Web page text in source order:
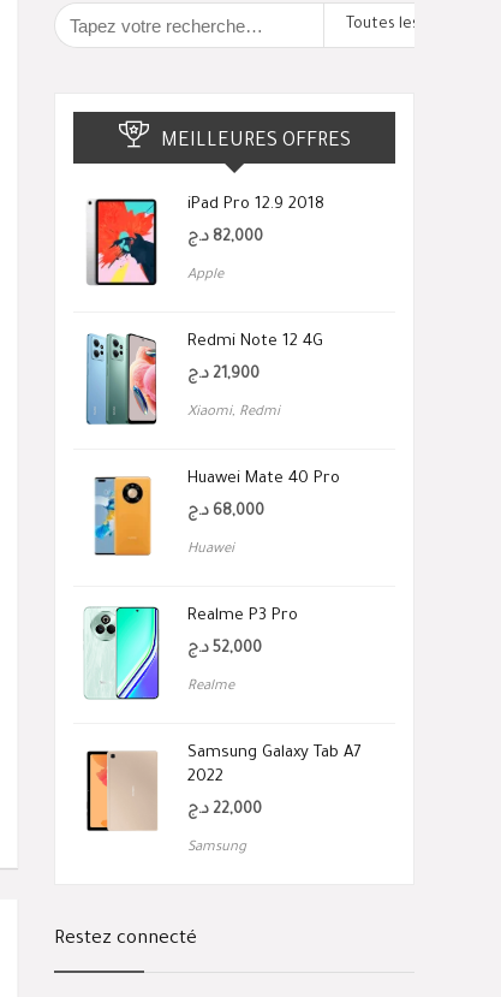
Toutes les catégories
MEILLEURES OFFRES
iPad Pro 12.9 2018
82,000 د.ج
Apple
Redmi Note 12 4G
21,900 د.ج
Xiaomi, Redmi
Huawei Mate 40 Pro
68,000 د.ج
Huawei
Realme P3 Pro
52,000 د.ج
Realme
Samsung Galaxy Tab A7
2022
22,000 د.ج
Samsung
Restez connecté